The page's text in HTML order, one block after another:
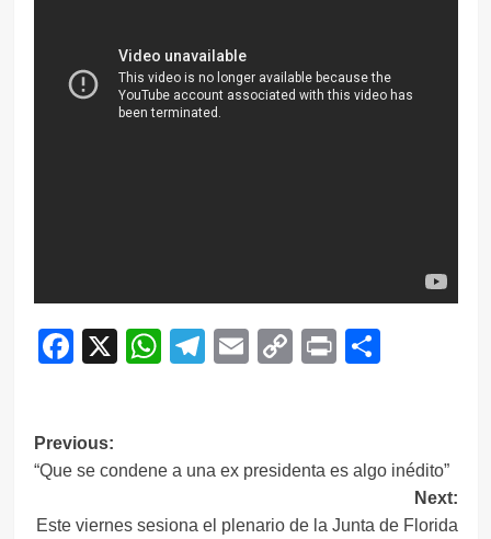
Facebook
X WhatsApp
Telegram
EmailCopy
Print
Navegación
de
entradas
Previous:
“Que se condene a una ex presidenta es algo inédito”
Next:
Este viernes sesiona el plenario de la Junta de Florida